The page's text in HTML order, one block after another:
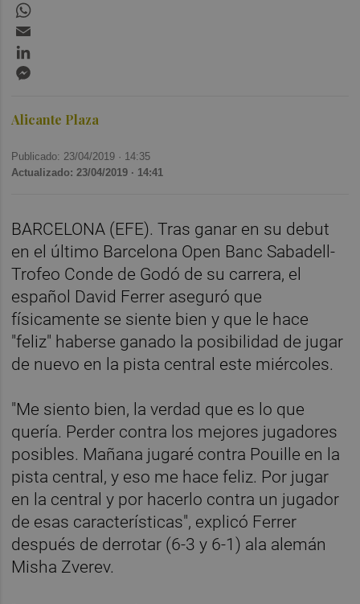
Alicante Plaza
Publicado: 23/04/2019 · 14:35
Actualizado: 23/04/2019 · 14:41
BARCELONA (EFE). Tras ganar en su debut
en el último Barcelona Open Banc Sabadell-
Trofeo Conde de Godó de su carrera, el
español David Ferrer aseguró que
físicamente se siente bien y que le hace
"feliz" haberse ganado la posibilidad de jugar
de nuevo en la pista central este miércoles.
"Me siento bien, la verdad que es lo que
quería. Perder contra los mejores jugadores
posibles. Mañana jugaré contra Pouille en la
pista central, y eso me hace feliz. Por jugar
en la central y por hacerlo contra un jugador
de esas características", explicó Ferrer
después de derrotar (6-3 y 6-1) ala alemán
Misha Zverev.